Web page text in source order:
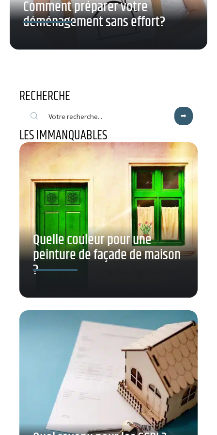
Comment préparer votre
déménagement sans effort?
RECHERCHE
LES IMMANQUABLES
Quelle couleur pour une
peinture de façade de maison
?